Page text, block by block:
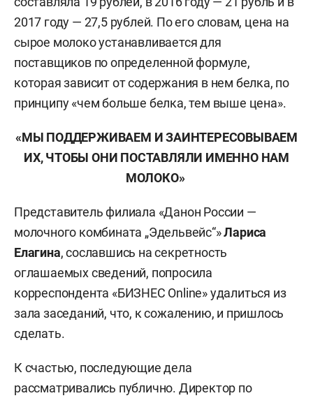
2017 году — 27,5 рублей. По его словам, цена на
сырое молоко устанавливается для
поставщиков по определенной формуле,
которая зависит от содержания в нем белка, по
принципу «чем больше белка, тем выше цена».
«МЫ ПОДДЕРЖИВАЕМ И ЗАИНТЕРЕСОВЫВАЕМ
ИХ, ЧТОБЫ ОНИ ПОСТАВЛЯЛИ ИМЕННО НАМ
МОЛОКО»
Представитель филиала «Данон России —
молочного комбината „Эдельвейс“»Лариса
Елагина, сославшись на секретность
оглашаемых сведений, попросила
корреспондента «БИЗНЕС Online» удалиться из
зала заседаний, что, к сожалению, и пришлось
сделать.
К счастью, последующие дела
рассматривались публично. Директор по